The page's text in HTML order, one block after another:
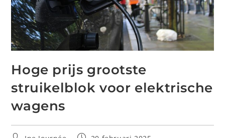
Hoge prijs grootste
struikelblok voor elektrische
wagens